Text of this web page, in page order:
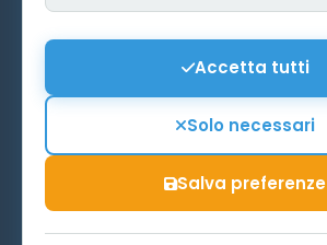
Mappa del sito
Accetta tutti
Solo necessari
Salva preferenze